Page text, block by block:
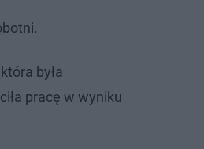
była
pracę w wyniku